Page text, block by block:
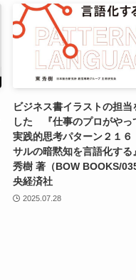
ビジネス書イラストの担当
した 『仕事のプロがやっ
実践的思考パターン２１
サルの暗黙知を言語化する
秀樹 著（BOW BOOKS/
央経済社
2025.07.28